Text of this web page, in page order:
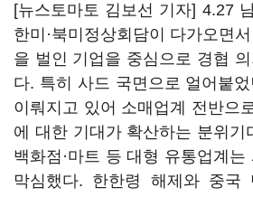
[뉴스토마토 김보선 기자] 4.27
한미·북미정상회담이 다가오면
을 벌인 기업을 중심으로 경협
다. 특히 사드 국면으로 얼어붙
이뤄지고 있어 소매업계 전반으
에 대한 기대가 확산하는 분위기
백화점·마트 등 대형 유통업계
막심했다. 한한령 해제와 중국